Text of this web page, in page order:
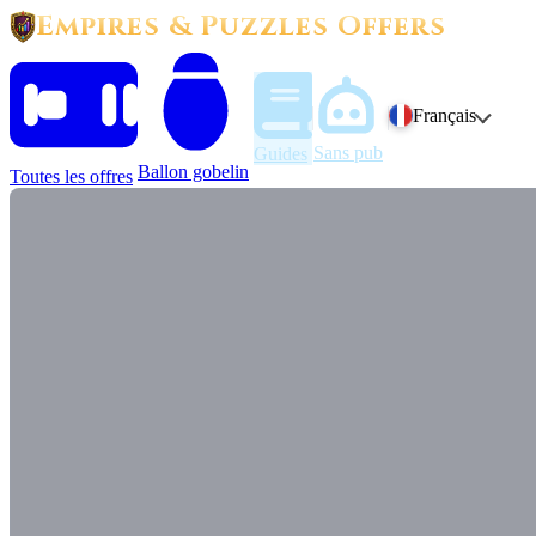
Empires & Puzzles Offers
Toutes les offres Ballon gobelin
Guides Sans pub
Français